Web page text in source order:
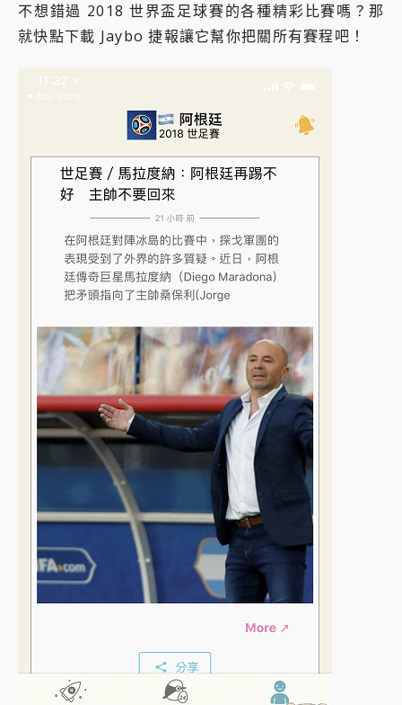
不想錯過 2018 世界盃足球賽的各種精彩比賽嗎？那
就快點下載 Jaybo 捷報讓它幫你把關所有賽程吧！